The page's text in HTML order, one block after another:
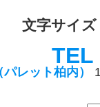
文字サイズ
TEL
レット柏内）